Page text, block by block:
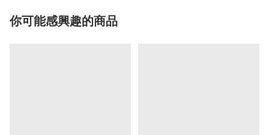
你可能感興趣的商品